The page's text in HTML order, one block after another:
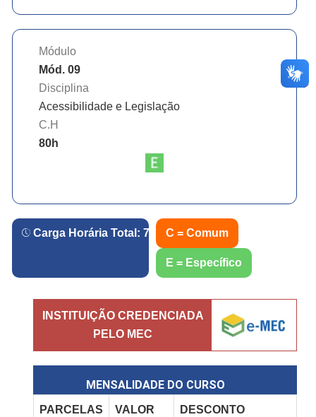
Módulo
Mód. 09
Disciplina
Acessibilidade e Legislação
C.H
80h
Carga Horária Total: 720 h.
C = Comum
E = Específico
INSTITUIÇÃO CREDENCIADA
PELO MEC
MENSALIDADE DO CURSO
PARCELAS VALOR DESCONTO